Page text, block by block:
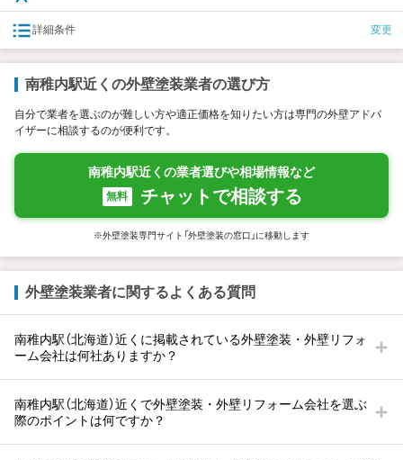
詳細条件 変更
南稚内駅近くの外壁塗装業者の選び方
自分で業者を選ぶのが難しい方や適正価格を知りたい方は専門の外壁アドバ
イザーに相談するのが便利です。
南稚内駅近くの業者選びや相場情報など
無料 チャットで相談する
※外壁塗装専門サイト「外壁塗装の窓口」に移動します
外壁塗装業者に関するよくある質問
南稚内駅（北海道）近くに掲載されている外壁塗装・外壁リフォ
ーム会社は何社ありますか？
南稚内駅（北海道）近くで外壁塗装・外壁リフォーム会社を選ぶ
際のポイントは何ですか？